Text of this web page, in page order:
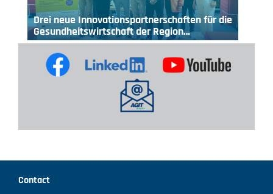
Drei neue Innovationspartnerschaften für die
Gesundheitswirtschaft der Region…
Contact